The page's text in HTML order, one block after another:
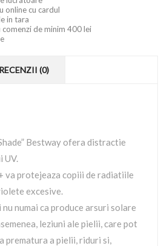
online cu cardul
in tara
de minim 400 lei
RECENZII (0)
Bestway ofera distractie
UV.
va protejeaza copiii de radiatiile
excesive.
numai ca produce arsuri solare
leziuni ale pielii, care pot
prematura a pielii, riduri si,